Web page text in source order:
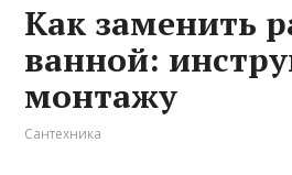
Как заменить
ванной:
монтажу
Сантехника